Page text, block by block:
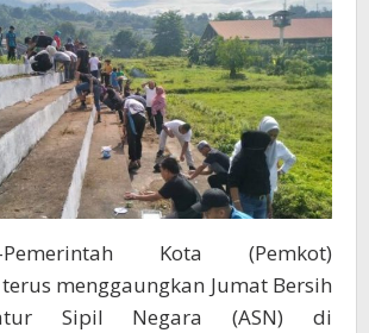
Pemerintah Kota (Pemkot)
menggaungkan Jumat Bersih
Sipil Negara (ASN) di